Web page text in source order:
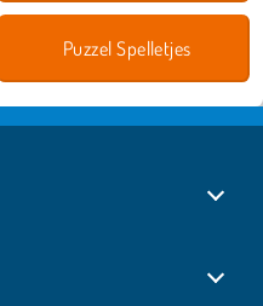
Puzzel Spelletjes